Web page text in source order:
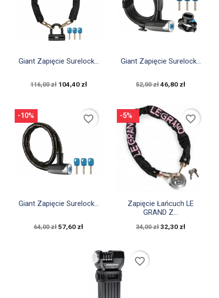
Szybki podgląd
Giant Zapięcie Surelock...
116,00 zł 104,40 zł
Szybki podgląd
Giant Zapięcie Surelock...
52,00 zł 46,80 zł
Szybki podgląd
Giant Zapięcie Surelock...
64,00 zł 57,60 zł
-10% favorite_border
Szybki podgląd
Zapięcie Łańcuch LE
GRAND Z...
34,00 zł 32,30 zł
-5% favorite_border
favorite_border